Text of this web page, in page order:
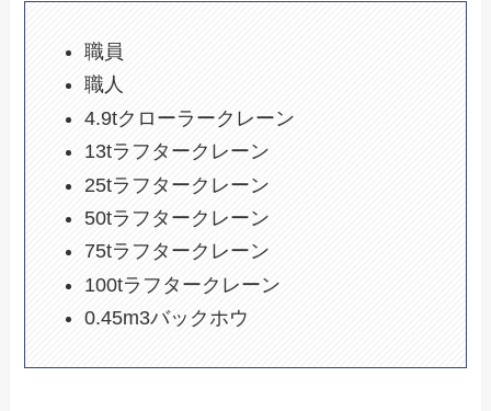
職員
職人
4.9tクローラークレーン
13tラフタークレーン
25tラフタークレーン
50tラフタークレーン
75tラフタークレーン
100tラフタークレーン
0.45m3バックホウ